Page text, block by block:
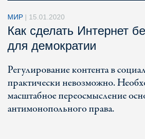
МИР | 15.01.2020
Как сделать Интернет
для демократии
Регулирование контента в
практически невозможно.
масштабное переосмысление
антимонопольного права.